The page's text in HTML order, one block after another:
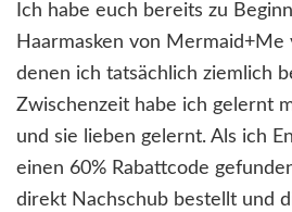
Ich habe euch bereits zu
Haarmasken von Mermaid+Me
denen ich tatsächlich ziemlich
Zwischenzeit habe ich gelernt
und sie lieben gelernt. Als ich
einen 60% Rabattcode
direkt Nachschub bestellt und